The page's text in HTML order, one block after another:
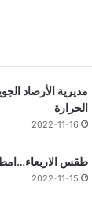
مديرية الأرصاد
الحرارة
2022-11-16
طقس
2022-11-15